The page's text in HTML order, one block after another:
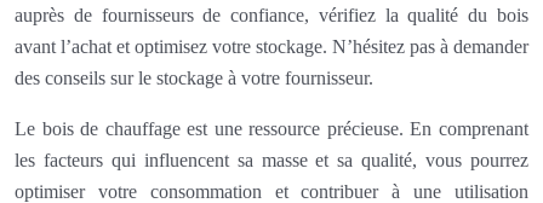
auprès de fournisseurs de confiance, vérifiez la qualité du bois
avant l’achat et optimisez votre stockage. N’hésitez pas à demander
des conseils sur le stockage à votre fournisseur.
Le bois de chauffage est une ressource précieuse. En comprenant
les facteurs qui influencent sa masse et sa qualité, vous pourrez
optimiser votre consommation et contribuer à une utilisation